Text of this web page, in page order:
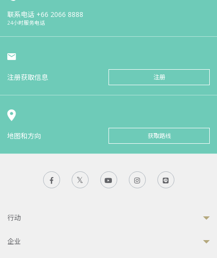
联系电话 +66 2066 8888
24小时服务电话
注册获取信息 注册
地图和方向 获取路线
行动
企业